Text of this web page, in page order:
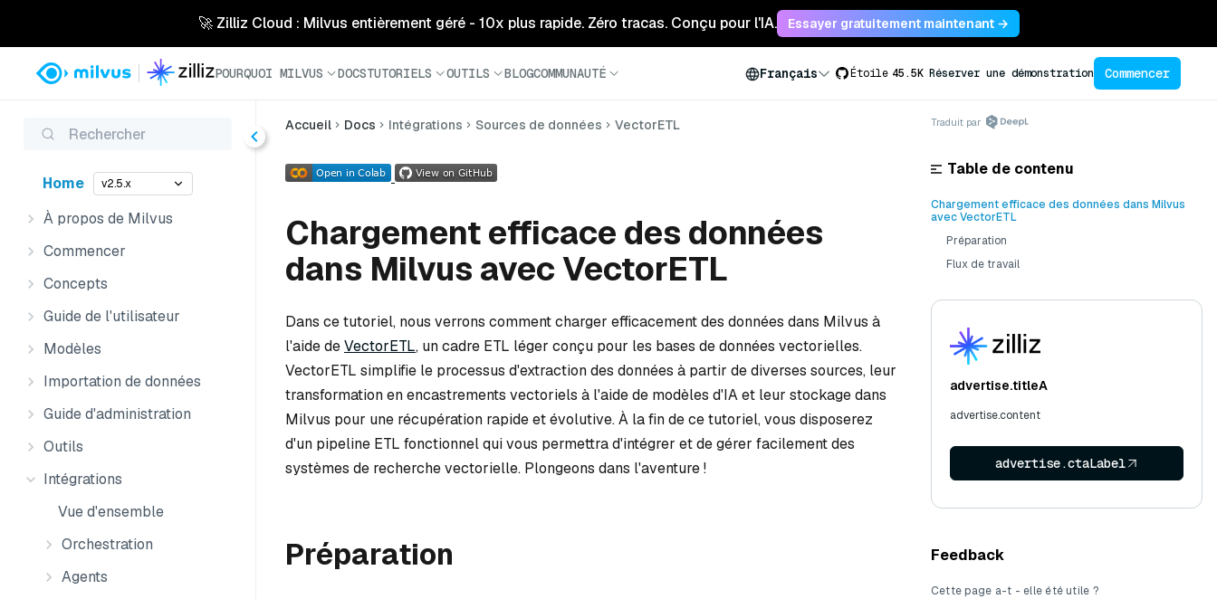
🚀 Zilliz Cloud : Milvus entièrement géré - 10x plus rapide. Zéro tracas. Conçu pour l'IA. Essayer gratuitement maintenant →
POURQUOI MILVUS DOCSTUTORIELS OUTILS BLOGCOMMUNAUTÉ Français Étoile 45.5K Réserver une démonstration Commencer
Rechercher
Home v2.5.x
À propos de Milvus
Commencer
Concepts
Guide de l'utilisateur
Modèles
Importation de données
Guide d'administration
Outils
Intégrations
Vue d'ensemble
Orchestration
Agents
Accueil Docs Intégrations Sources de données VectorETL
Chargement efficace des données
dans Milvus avec VectorETL
Dans ce tutoriel, nous verrons comment charger efficacement des données dans Milvus à
l'aide deVectorETL, un cadre ETL léger conçu pour les bases de données vectorielles.
VectorETL simplifie le processus d'extraction des données à partir de diverses sources, leur
transformation en encastrements vectoriels à l'aide de modèles d'IA et leur stockage dans
Milvus pour une récupération rapide et évolutive. À la fin de ce tutoriel, vous disposerez
d'un pipeline ETL fonctionnel qui vous permettra d'intégrer et de gérer facilement des
systèmes de recherche vectorielle. Plongeons dans l'aventure !
Préparation
Traduit par
Table de contenu
Chargement efficace des données dans Milvus
avec VectorETL
Préparation
Flux de travail
advertise.titleA
advertise.content
advertise.ctaLabel
Feedback
Cette page a-t - elle été utile ?